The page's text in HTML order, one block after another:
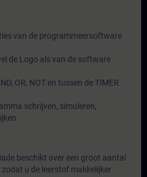
van de programmeersoftware
de Logo als van de software
OR, NOT en tussen de TIMER
schrijven, simuleren,
beschikt over een groot aantal
u de leerstof makkelijker